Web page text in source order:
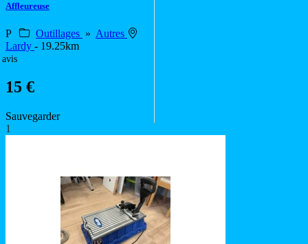
Affleureuse
P Outillages » Autres
Lardy - 19.25km
avis
15 €
Sauvegarder
1